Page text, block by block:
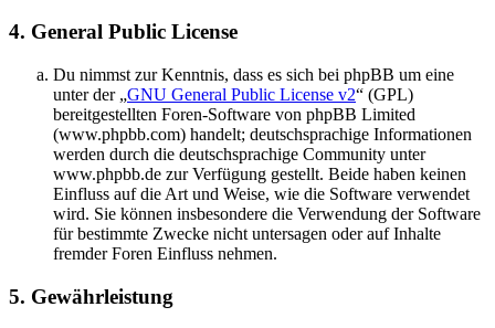
4. General Public License
Du nimmst zur Kenntnis, dass es sich bei phpBB um eine
unter der „GNU General Public License v2“ (GPL)
bereitgestellten Foren-Software von phpBB Limited
(www.phpbb.com) handelt; deutschsprachige Informationen
werden durch die deutschsprachige Community unter
www.phpbb.de zur Verfügung gestellt. Beide haben keinen
Einfluss auf die Art und Weise, wie die Software verwendet
wird. Sie können insbesondere die Verwendung der Software
für bestimmte Zwecke nicht untersagen oder auf Inhalte
fremder Foren Einfluss nehmen.
5. Gewährleistung